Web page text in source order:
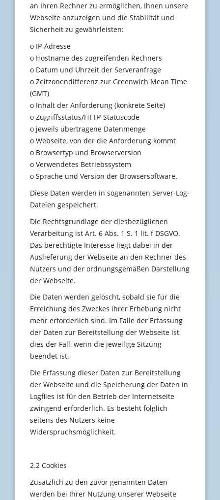
an Ihren Rechner zu ermöglichen, Ihnen unsere
Webseite anzuzeigen und die Stabilität und
Sicherheit zu gewährleisten:
o IP-Adresse
o Hostname des zugreifenden Rechners
o Datum und Uhrzeit der Serveranfrage
o Zeitzonendifferenz zur Greenwich Mean Time
(GMT)
o Inhalt der Anforderung (konkrete Seite)
o Zugriffsstatus/HTTP-Statuscode
o jeweils übertragene Datenmenge
o Webseite, von der die Anforderung kommt
o Browsertyp und Browserversion
o Verwendetes Betriebssystem
o Sprache und Version der Browsersoftware.
Diese Daten werden in sogenannten Server-Log-
Dateien gespeichert.
Die Rechtsgrundlage der diesbezüglichen
Verarbeitung ist Art. 6 Abs. 1 S. 1 lit. f DSGVO.
Das berechtigte Interesse liegt dabei in der
Auslieferung der Webseite an den Rechner des
Nutzers und der ordnungsgemäßen Darstellung
der Webseite.
Die Daten werden gelöscht, sobald sie für die
Erreichung des Zweckes ihrer Erhebung nicht
mehr erforderlich sind. Im Falle der Erfassung
der Daten zur Bereitstellung der Webseite ist
dies der Fall, wenn die jeweilige Sitzung
beendet ist.
Die Erfassung dieser Daten zur Bereitstellung
der Webseite und die Speicherung der Daten in
Logfiles ist für den Betrieb der Internetseite
zwingend erforderlich. Es besteht folglich
seitens des Nutzers keine
Widerspruchsmöglichkeit.
2.2 Cookies
Zusätzlich zu den zuvor genannten Daten
werden bei Ihrer Nutzung unserer Webseite